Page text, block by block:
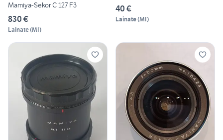
Mamiya-Sekor C 127 F3
830 €
Lainate(MI)
40 €
Lainate(MI)